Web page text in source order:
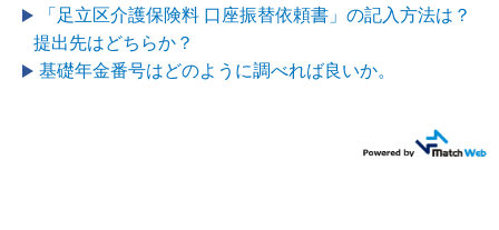
「足立区介護保険料 口座振替依頼書」の記入方法は？
提出先はどちらか？
基礎年金番号はどのように調べれば良いか。